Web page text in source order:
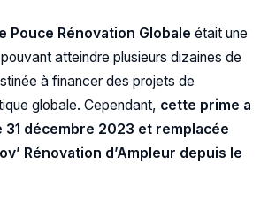
Pouce Rénovation Globale était une
atteindre plusieurs dizaines de
à financer des projets de
globale. Cependant, cette prime a
31 décembre 2023 et remplacée
Rénovation d’Ampleur depuis le